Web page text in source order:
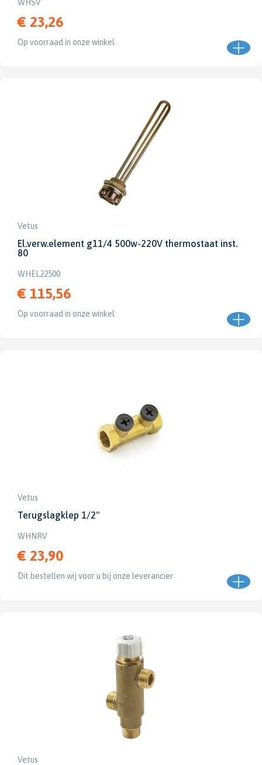
WHSV
€ 23,26
Op voorraad in onze winkel
Vetus
El.verw.element g11/4 500w-220V thermostaat inst.
80
WHEL22500
€ 115,56
Op voorraad in onze winkel
Vetus
Terugslagklep 1/2"
WHNRV
€ 23,90
Dit bestellen wij voor u bij onze leverancier
Vetus